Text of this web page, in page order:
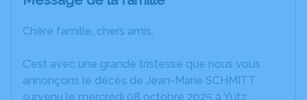
Chère famille, chers amis,
C’est avec une grande tristesse que nous vous
annonçons le décès de Jean-Marie SCHMITT
survenu le mercredi 08 octobre 2025 à Yutz.